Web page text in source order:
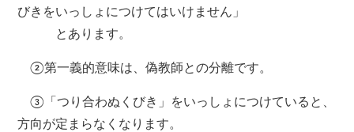
びきをいっしょにつけてはいけません」
とあります。
②第一義的意味は、偽教師との分離です。
③「つり合わぬくびき」をいっしょにつけていると、
方向が定まらなくなります。